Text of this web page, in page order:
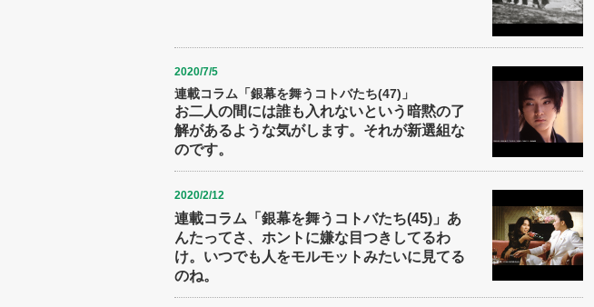
2020/7/5
連載コラム「銀幕を舞うコトバたち(47)」
お二人の間には誰も入れないという暗黙の了
解があるような気がします。それが新選組な
のです。
2020/2/12
連載コラム「銀幕を舞うコトバたち(45)」あ
んたってさ、ホントに嫌な目つきしてるわ
け。いつでも人をモルモットみたいに見てる
のね。